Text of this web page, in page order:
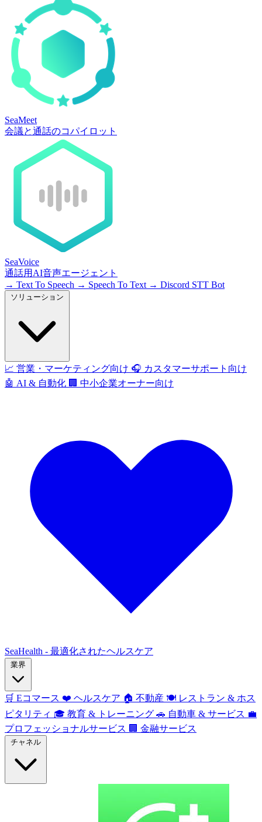
SeaMeet
会議と通話のコパイロット
SeaVoice
通話用AI音声エージェント
→ Text To Speech → Speech To Text → Discord STT Bot
📈 営業・マーケティング向け 🎧 カスタマーサポート向け
🤖 AI & 自動化 🏢 中小企業オーナー向け
SeaHealth - 最適化されたヘルスケア
🛒 Eコマース ❤️ ヘルスケア 🏠 不動産 🍽️ レストラン & ホス
ピタリティ 🎓 教育 & トレーニング 🚗 自動車 & サービス 💼
プロフェッショナルサービス 🏢 金融サービス